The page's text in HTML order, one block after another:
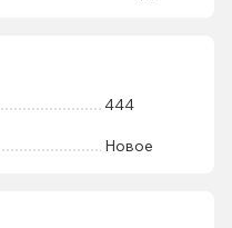
444
Новое